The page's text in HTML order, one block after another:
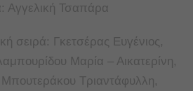
Αγγελική Τσαπάρα
σειρά: Γκετσέρας Ευγένιος,
Μαρία – Αικατερίνη,
Τριαντάφυλλη,